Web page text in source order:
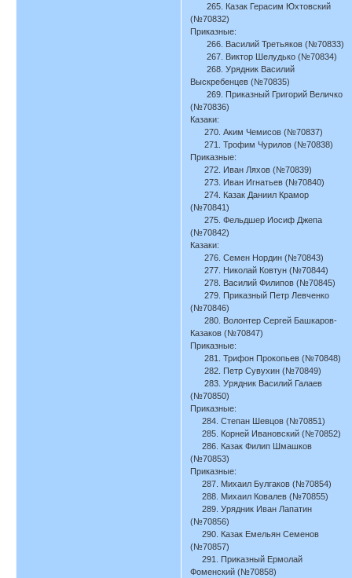
265. Казак Герасим Юхтовский
(№70832)
Приказные:
266. Василий Третьяков (№70833)
267. Виктор Шелудько (№70834)
268. Урядник Василий
Выскребенцев (№70835)
269. Приказный Григорий Величко
(№70836)
Казаки:
270. Аким Чемисов (№70837)
271. Трофим Чурилов (№70838)
Приказные:
272. Иван Ляхов (№70839)
273. Иван Игнатьев (№70840)
274. Казак Даниил Крамор
(№70841)
275. Фельдшер Иосиф Джепа
(№70842)
Казаки:
276. Семен Нордин (№70843)
277. Николай Ковтун (№70844)
278. Василий Филипов (№70845)
279. Приказный Петр Левченко
(№70846)
280. Волонтер Сергей Башкаров-
Казаков (№70847)
Приказные:
281. Трифон Прокопьев (№70848)
282. Петр Сувухин (№70849)
283. Урядник Василий Галаев
(№70850)
Приказные:
284. Степан Шевцов (№70851)
285. Корней Ивановский (№70852)
286. Казак Филип Шмашков
(№70853)
Приказные:
287. Михаил Булгаков (№70854)
288. Михаил Ковалев (№70855)
289. Урядник Иван Лапатин
(№70856)
290. Казак Емельян Семенов
(№70857)
291. Приказный Ермолай
Фоменский (№70858)